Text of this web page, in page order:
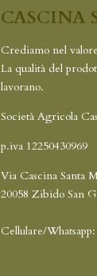
CASCINA
Crediamo nel
La qualità del
lavorano.
Società Agricola
p.iva 12250430969
Via Cascina Santa
20058 Zibido San
Cellulare/